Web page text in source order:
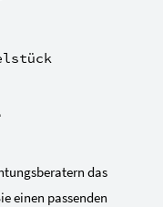
das
einen passenden